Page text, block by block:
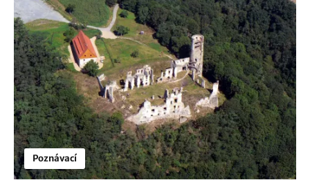
Poznávací